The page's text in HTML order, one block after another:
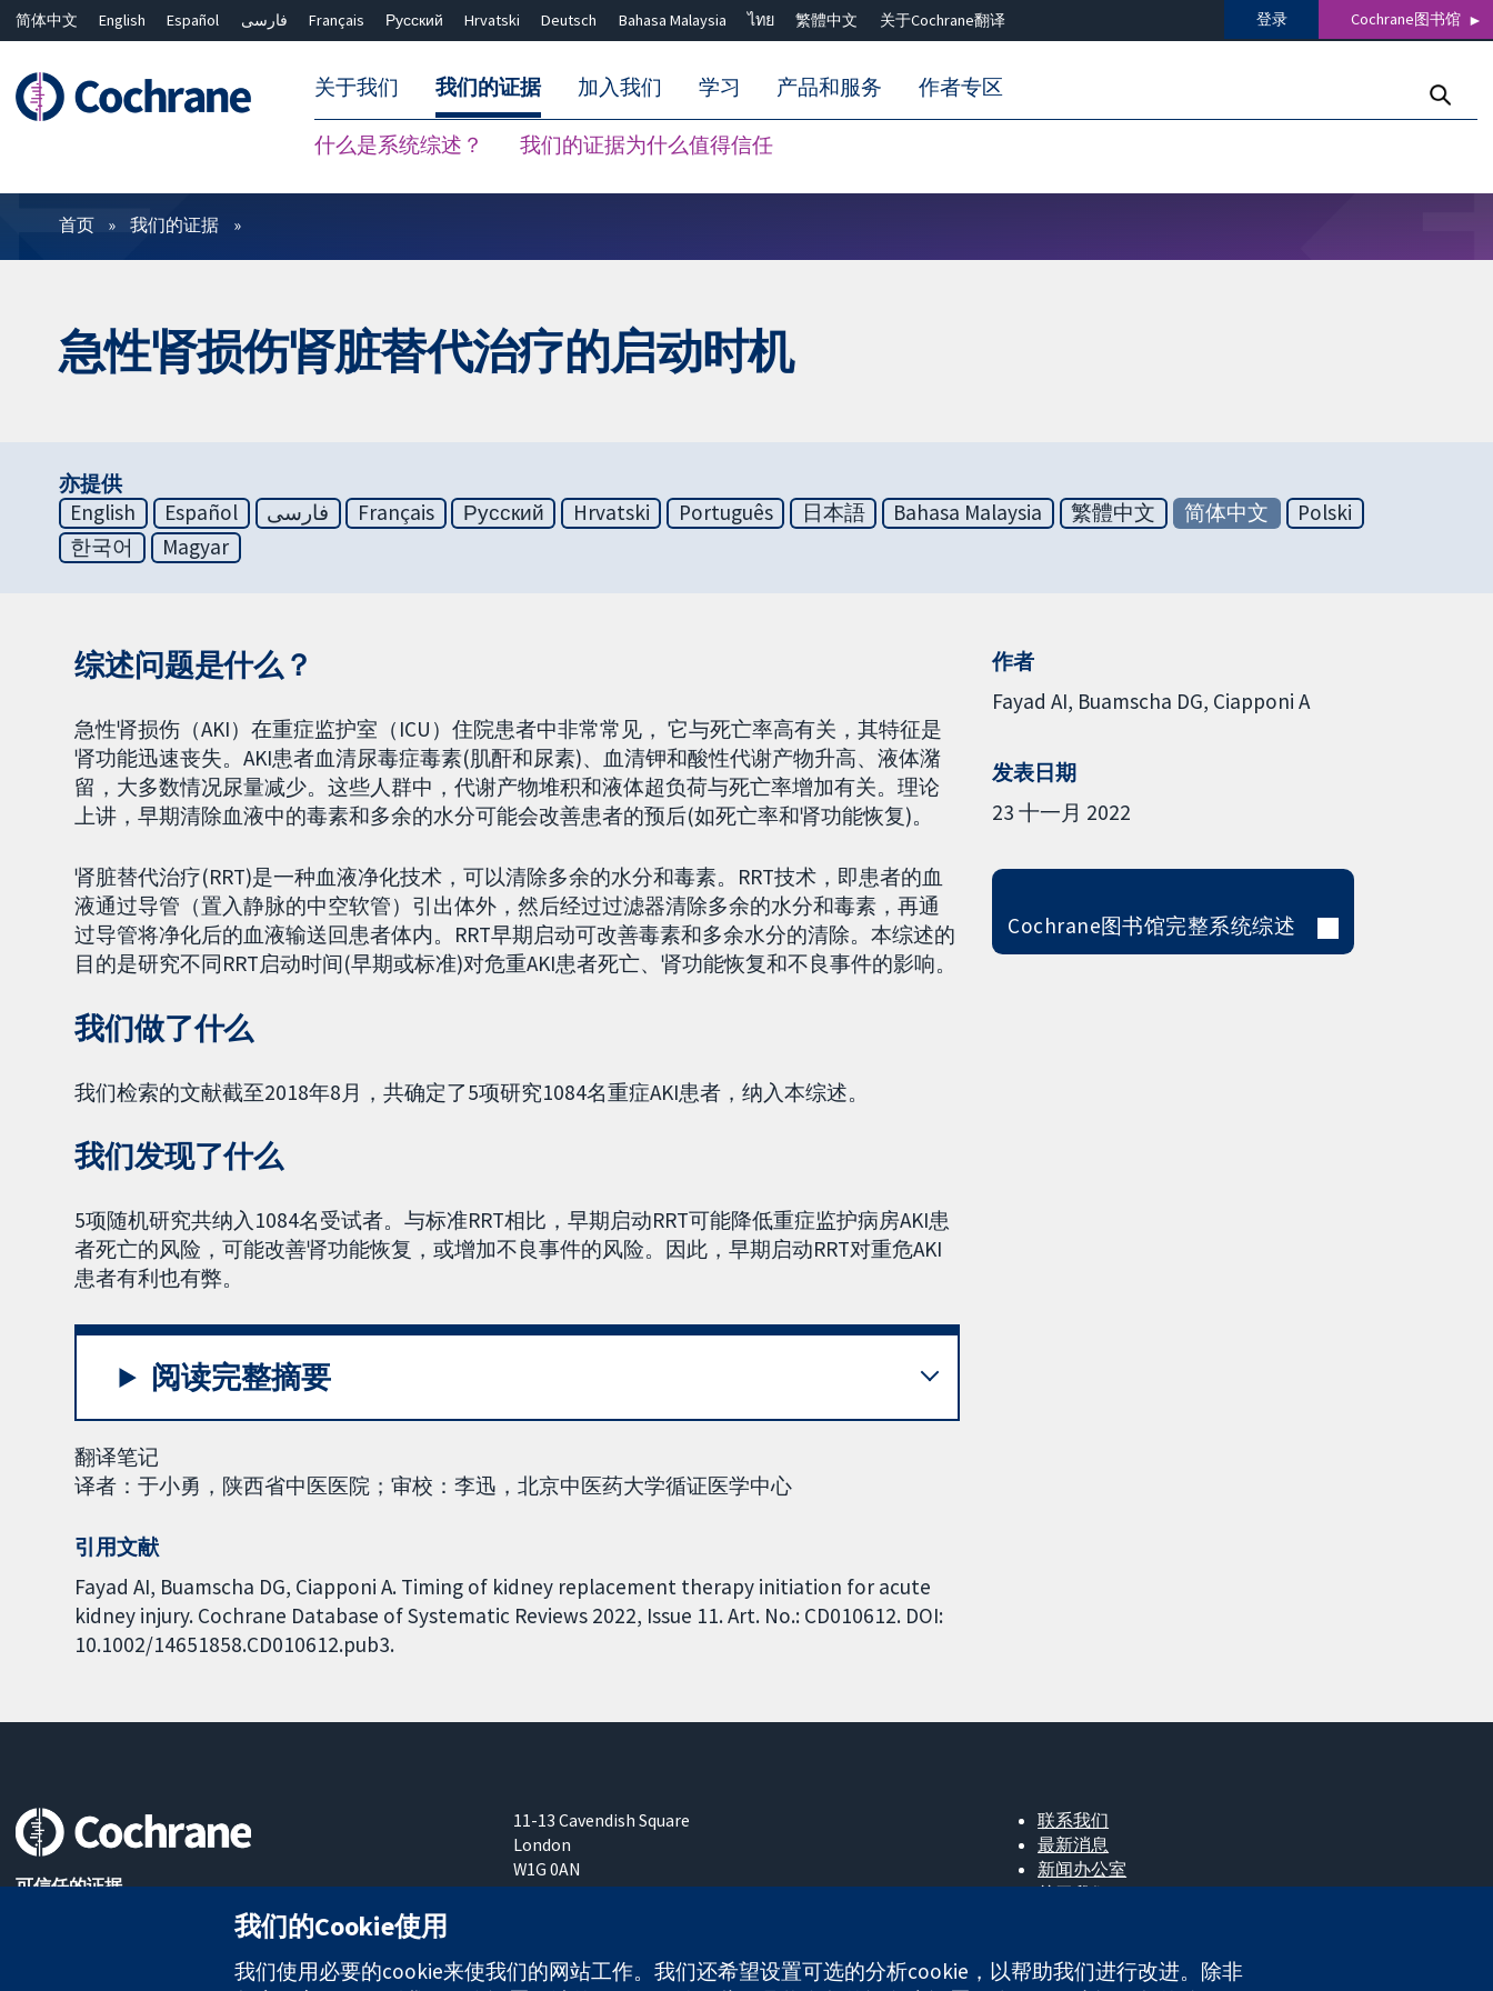
简体中文 English Español فارسی Français Русский Hrvatski Deutsch Bahasa Malaysia ไทย 繁體中文 关于Cochrane翻译 登录 Cochrane图书馆
关于我们 我们的证据
什么是系统综述？ 我们的证据为什么值得信任
加入我们 学习 产品和服务 作者专区
过滤
首页 我们的证据
急性肾损伤肾脏替代治疗的启动时机
亦提供
English
Español فارسی Français Русский Hrvatski Português 日本語 Bahasa Malaysia 繁體中文 简体中文
Polski
한국어
Magyar
综述问题是什么？
急性肾损伤（AKI）在重症监护室（ICU）住院患者中非常常见， 它与死亡率高有关，其特征是
肾功能迅速丧失。AKI患者血清尿毒症毒素(肌酐和尿素)、血清钾和酸性代谢产物升高、液体潴
留，大多数情况尿量减少。这些人群中，代谢产物堆积和液体超负荷与死亡率增加有关。理论
上讲，早期清除血液中的毒素和多余的水分可能会改善患者的预后(如死亡率和肾功能恢复)。
肾脏替代治疗(RRT)是一种血液净化技术，可以清除多余的水分和毒素。RRT技术，即患者的血
液通过导管（置入静脉的中空软管）引出体外，然后经过过滤器清除多余的水分和毒素，再通
过导管将净化后的血液输送回患者体内。RRT早期启动可改善毒素和多余水分的清除。本综述的
目的是研究不同RRT启动时间(早期或标准)对危重AKI患者死亡、肾功能恢复和不良事件的影响。
我们做了什么
我们检索的文献截至2018年8月，共确定了5项研究1084名重症AKI患者，纳入本综述。
我们发现了什么
5项随机研究共纳入1084名受试者。与标准RRT相比，早期启动RRT可能降低重症监护病房AKI患
者死亡的风险，可能改善肾功能恢复，或增加不良事件的风险。因此，早期启动RRT对重危AKI
患者有利也有弊。
阅读完整摘要
翻译笔记
译者：于小勇，陕西省中医医院；审校：李迅，北京中医药大学循证医学中心
引用文献
Fayad AI, Buamscha DG, Ciapponi A. Timing of kidney replacement therapy initiation for acute
kidney injury. Cochrane Database of Systematic Reviews 2022, Issue 11. Art. No.: CD010612. DOI:
10.1002/14651858.CD010612.pub3.
作者
Fayad AI Buamscha DG Ciapponi A
发表日期
23 十一月 2022
Cochrane图书馆完整系统综述
可信任的证据
11-13 Cavendish Square
London
W1G 0AN
United Kingdom
联系我们
最新消息
新闻办公室
关于我们
我们的Cookie使用
我们使用必要的cookie来使我们的网站工作。我们还希望设置可选的分析cookie，以帮助我们进行改进。除非